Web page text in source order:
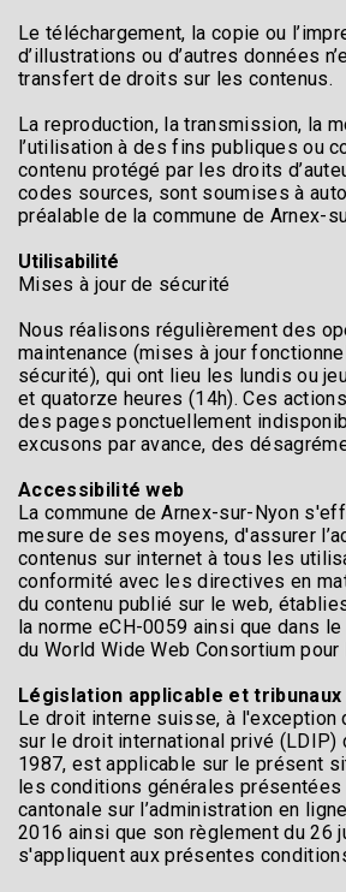
Le téléchargement, la copie ou
d’illustrations ou d’autres données
transfert de droits sur les contenus.
La reproduction, la transmission, la
l’utilisation à des fins publiques ou
contenu protégé par les droits
codes sources, sont soumises à
préalable de la commune de Arnex-
Utilisabilité
Mises à jour de sécurité
Nous réalisons régulièrement des
maintenance (mises à jour
sécurité), qui ont lieu les lundis ou
et quatorze heures (14h). Ces
des pages ponctuellement
excusons par avance, des
Accessibilité web
La commune de Arnex-sur-Nyon
mesure de ses moyens, d'assurer
contenus sur internet à tous les
conformité avec les directives en
du contenu publié sur le web,
la norme eCH-0059 ainsi que dans
du World Wide Web Consortium pour
Législation applicable et
Le droit interne suisse, à l'exception
sur le droit international privé (LDIP)
1987, est applicable sur le présent
les conditions générales
cantonale sur l’administration en
2016 ainsi que son règlement du 26
s'appliquent aux présentes